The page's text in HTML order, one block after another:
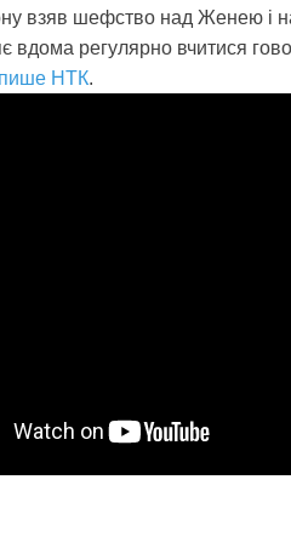
взяв шефство над Женею і
вдома регулярно вчитися
пише НТК.